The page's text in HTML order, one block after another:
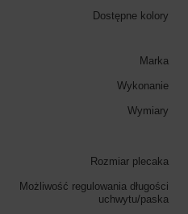
Dostępne kolory
Marka
Wykonanie
Wymiary
Rozmiar plecaka
Możliwość regulowania długości
uchwytu/paska